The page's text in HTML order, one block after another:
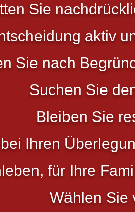
Sie
aktiv
Sie nach
Suchen Sie
Bleiben Sie
Ihren
für Ihre
Wählen Sie